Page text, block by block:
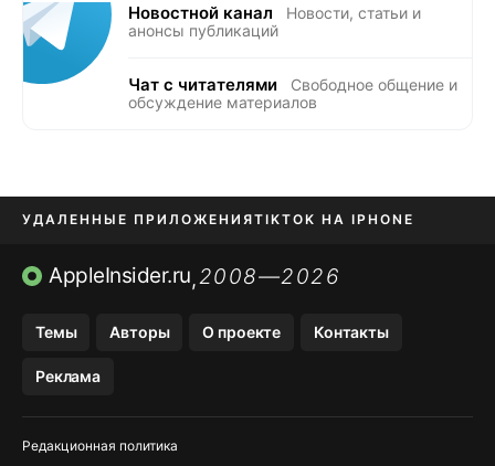
Новостной канал
Новости, статьи и
анонсы публикаций
Чат с читателями
Свободное общение и
обсуждение материалов
УДАЛЕННЫЕ ПРИЛОЖЕНИЯTIKTOK НА IPHONE
ПРИЛОЖЕНИЯ БЕЗ APP STORE
AppleInsider.ru,2008—2026
Темы Авторы О проекте Контакты
Реклама
Редакционная политика